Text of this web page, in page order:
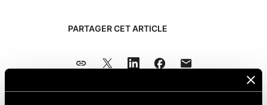
PARTAGER CET ARTICLE